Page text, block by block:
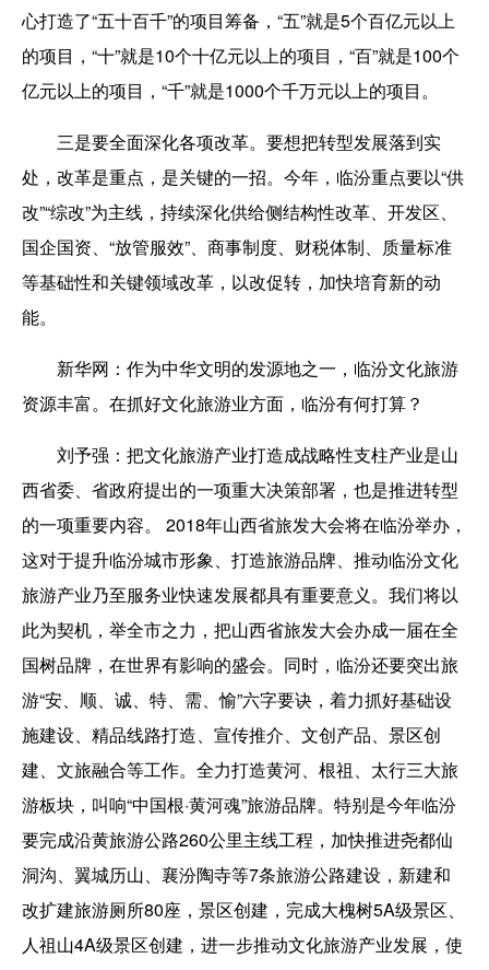
心打造了“五十百千”的项目筹备，“五”就是5个百亿元以上
的项目，“十”就是10个十亿元以上的项目，“百”就是100个
亿元以上的项目，“千”就是1000个千万元以上的项目。
三是要全面深化各项改革。 要想把转型发展落到实
处，改革是重点，是关键的一招。今年，临汾重点要以“供
改”“综改”为主线，持续深化供给侧结构性改革、开发区、
国企国资、“放管服效”、商事制度、财税体制、质量标准
等基础性和关键领域改革，以改促转，加快培育新的动
能。
新华网： 作为中华文明的发源地之一，临汾文化旅游
资源丰富。在抓好文化旅游业方面，临汾有何打算？
刘予强： 把文化旅游产业打造成战略性支柱产业是山
西省委、省政府提出的一项重大决策部署，也是推进转型
的一项重要内容。 2018年山西省旅发大会将在临汾举办，
这对于提升临汾城市形象、打造旅游品牌、推动临汾文化
旅游产业乃至服务业快速发展都具有重要意义。我们将以
此为契机，举全市之力，把山西省旅发大会办成一届在全
国树品牌，在世界有影响的盛会。同时，临汾还要突出旅
游“安、顺、诚、特、需、愉”六字要诀，着力抓好基础设
施建设、精品线路打造、宣传推介、文创产品、景区创
建、文旅融合等工作。全力打造黄河、根祖、太行三大旅
游板块，叫响“中国根·黄河魂”旅游品牌。特别是今年临汾
要完成沿黄旅游公路260公里主线工程，加快推进尧都仙
洞沟、翼城历山、襄汾陶寺等7条旅游公路建设，新建和
改扩建旅游厕所80座，景区创建，完成大槐树5A级景区、
人祖山4A级景区创建，进一步推动文化旅游产业发展，使